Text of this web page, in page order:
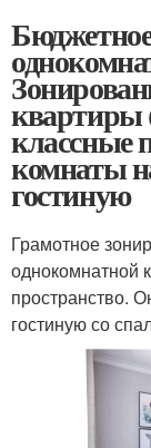
квартиры
классные
комнаты
гостиную
Грамотное
однокомнатной
пространство.
гостиную со